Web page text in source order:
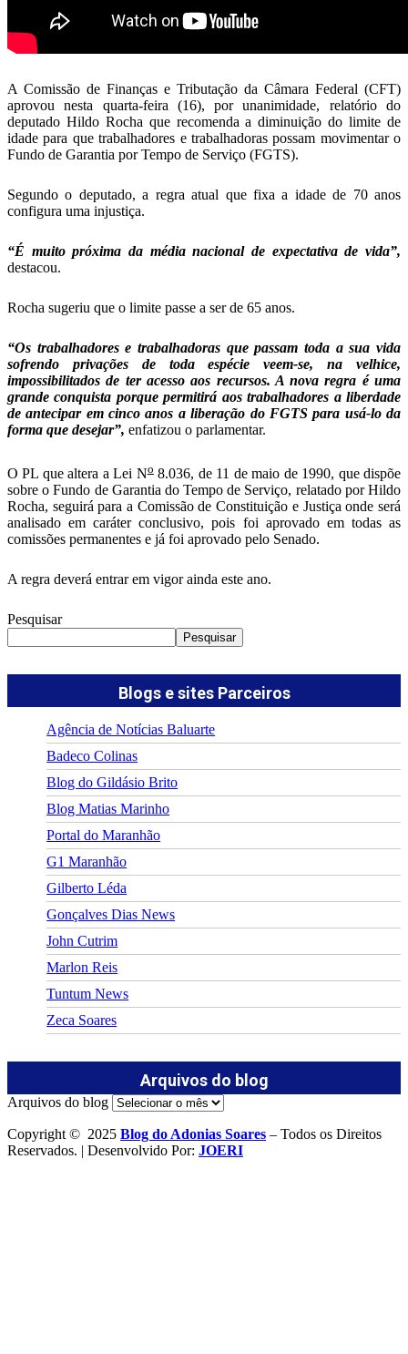
A Comissão de Finanças e Tributação da Câmara Federal (CFT)
aprovou nesta quarta-feira (16), por unanimidade, relatório do
deputado Hildo Rocha que recomenda a diminuição do limite de
idade para que trabalhadores e trabalhadoras possam movimentar o
Fundo de Garantia por Tempo de Serviço (FGTS).
Segundo o deputado, a regra atual que fixa a idade de 70 anos
configura uma injustiça.
“É muito próxima da média nacional de expectativa de vida”,
destacou.
Rocha sugeriu que o limite passe a ser de 65 anos.
“Os trabalhadores e trabalhadoras que passam toda a sua vida
sofrendo privações de toda espécie veem-se, na velhice,
impossibilitados de ter acesso aos recursos. A nova regra é uma
grande conquista porque permitirá aos trabalhadores a liberdade
de antecipar em cinco anos a liberação do FGTS para usá-lo da
forma que desejar”, enfatizou o parlamentar.
O PL que altera a Lei No8.036, de 11 de maio de 1990, que dispõe
sobre o Fundo de Garantia do Tempo de Serviço, relatado por Hildo
Rocha, seguirá para a Comissão de Constituição e Justiça onde será
analisado em caráter conclusivo, pois foi aprovado em todas as
comissões permanentes e já foi aprovado pelo Senado.
A regra deverá entrar em vigor ainda este ano.
Pesquisar
Pesquisar
Blogs e sites Parceiros
Agência de Notícias Baluarte
Badeco Colinas
Blog do Gildásio Brito
Blog Matias Marinho
Portal do Maranhão
G1 Maranhão
Gilberto Léda
Gonçalves Dias News
John Cutrim
Marlon Reis
Tuntum News
Zeca Soares
Arquivos do blog
Arquivos do blog
Copyright © 2025 Blog do Adonias Soares – Todos os Direitos
Reservados. | Desenvolvido Por: JOERI